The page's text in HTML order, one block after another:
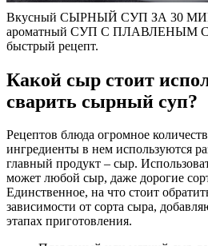
Вкусный СЫРНЫЙ СУП ЗА 30
ароматный СУП С ПЛАВЛЕНЫМ
быстрый рецепт.
Какой сыр стоит
сварить сырный суп?
Рецептов блюда огромное
ингредиенты в нем используются
главный продукт – сыр.
может любой сыр, даже дорогие
Единственное, на что стоит
зависимости от сорта сыра,
этапах приготовления.